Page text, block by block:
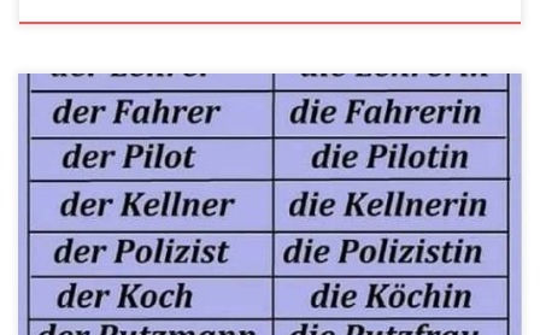
Quelle: OnlineGermanLanguageLearning